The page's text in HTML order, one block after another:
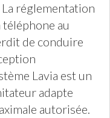
La réglementation
téléphone au
de conduire
Lavia est un
adapte
autorisée.